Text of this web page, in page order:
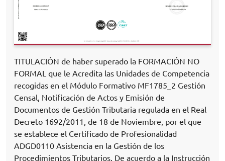
TITULACIÓN de haber superado la FORMACIÓN NO
FORMAL que le Acredita las Unidades de Competencia
recogidas en el Módulo Formativo MF1785_2 Gestión
Censal, Notificación de Actos y Emisión de
Documentos de Gestión Tributaria regulada en el Real
Decreto 1692/2011, de 18 de Noviembre, por el que
se establece el Certificado de Profesionalidad
ADGD0110 Asistencia en la Gestión de los
Procedimientos Tributarios. De acuerdo a la Instrucción